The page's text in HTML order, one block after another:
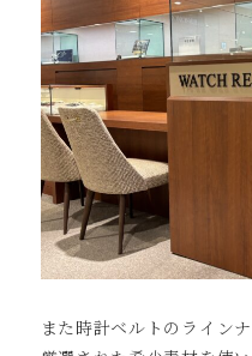
また時計ベルトのライン